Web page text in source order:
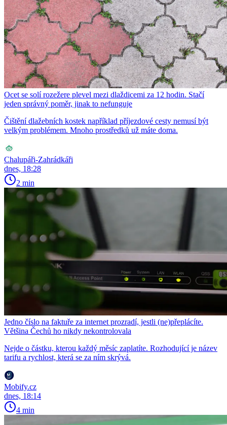
Ocet se solí rozežere plevel mezi dlaždicemi za 12 hodin. Stačí
jeden správný poměr, jinak to nefunguje
Čištění dlažebních kostek například příjezdové cesty nemusí být
velkým problémem. Mnoho prostředků už máte doma.
Chalupáři-Zahrádkáři
dnes, 18:28
2 min
Jedno číslo na faktuře za internet prozradí, jestli (ne)přeplácíte.
Většina Čechů ho nikdy nekontrolovala
Nejde o částku, kterou každý měsíc zaplatíte. Rozhodující je název
tarifu a rychlost, která se za ním skrývá.
Mobify.cz
dnes, 18:14
4 min